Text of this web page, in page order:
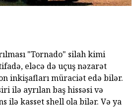
"Tornado" silah kimi
eləcə də uçuş nəzarət
inkişafları müraciət edə bilər.
ilə ayrılan baş hissəsi və
ilə kasset shell ola bilər. Və ya